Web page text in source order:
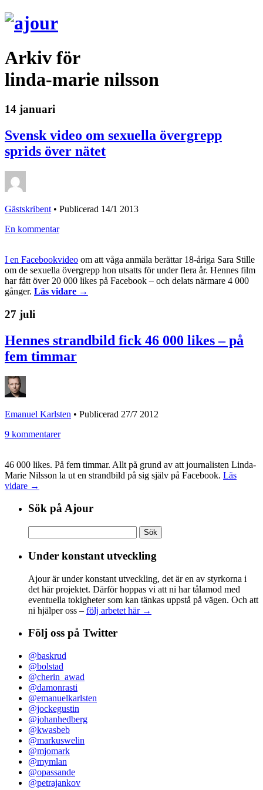
Arkiv för
linda-marie nilsson
14 januari
Svensk video om sexuella övergrepp
sprids över nätet
Gästskribent • Publicerad 14/1 2013
En kommentar
I en Facebookvideo om att våga anmäla berättar 18-åriga Sara Stille
om de sexuella övergrepp hon utsatts för under flera år. Hennes film
har fått över 20 000 likes på Facebook – och delats närmare 4 000
gånger. Läs vidare →
27 juli
Hennes strandbild fick 46 000 likes – på
fem timmar
Emanuel Karlsten • Publicerad 27/7 2012
9 kommentarer
46 000 likes. På fem timmar. Allt på grund av att journalisten Linda-
Marie Nilsson la ut en strandbild på sig själv på Facebook. Läs
vidare →
Sök på Ajour
efter:
Under konstant utveckling
Ajour är under konstant utveckling, det är en av styrkorna i
det här projektet. Därför hoppas vi att ni har tålamod med
eventuella tokigheter som kan tänkas uppstå på vägen. Och att
ni hjälper oss – följ arbetet här →
Följ oss på Twitter
@baskrud
@bolstad
@cherin_awad
@damonrasti
@emanuelkarlsten
@jockegustin
@johanhedberg
@kwasbeb
@markuswelin
@mjomark
@mymlan
@opassande
@petrajankov